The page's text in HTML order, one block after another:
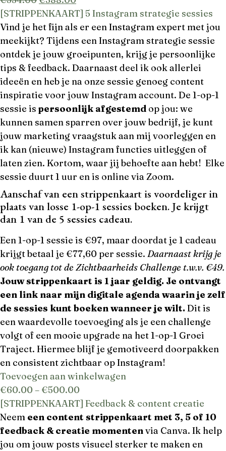
[STRIPPENKAART] 5 Instagram strategie sessies
Vind je het fijn als er een Instagram expert met jou
meekijkt? Tijdens een Instagram strategie sessie
ontdek je jouw groeipunten, krijg je persoonlijke
tips & feedback. Daarnaast deel ik ook allerlei
ideeën en heb je na onze sessie genoeg content
inspiratie voor jouw Instagram account. De 1-op-1
sessie is persoonlijk afgestemd op jou: we
kunnen samen sparren over jouw bedrijf, je kunt
jouw marketing vraagstuk aan mij voorleggen en
ik kan (nieuwe) Instagram functies uitleggen of
laten zien. Kortom, waar jij behoefte aan hebt! Elke
sessie duurt 1 uur en is online via Zoom.
Aanschaf van een strippenkaart is voordeliger in
plaats van losse 1-op-1 sessies boeken. Je krijgt
dan 1 van de 5 sessies cadeau.
Een 1-op-1 sessie is €97, maar doordat je 1 cadeau
krijgt betaal je €77,60 per sessie. Daarnaast krijg je
ook toegang tot de Zichtbaarheids Challenge t.w.v. €49.
Jouw strippenkaart is 1 jaar geldig. Je ontvangt
een link naar mijn digitale agenda waarin je zelf
de sessies kunt boeken wanneer je wilt. Dit is
een waardevolle toevoeging als je een challenge
volgt of een mooie upgrade na het 1-op-1 Groei
Traject. Hiermee blijf je gemotiveerd doorpakken
en consistent zichtbaar op Instagram!
Toevoegen aan winkelwagen
€60.00 –€500.00
[STRIPPENKAART] Feedback & content creatie
Neem een content strippenkaart met 3, 5 of 10
feedback & creatie momentenvia Canva. Ik help
jou om jouw posts visueel sterker te maken en